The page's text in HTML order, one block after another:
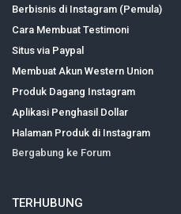
Berbisnis di Instagram (Pemula)
Cara Membuat Testimoni
Situs via Paypal
Membuat Akun Western Union
Produk Dagang Instagram
Aplikasi Penghasil Dollar
Halaman Produk di Instagram
Bergabung ke Forum
TERHUBUNG